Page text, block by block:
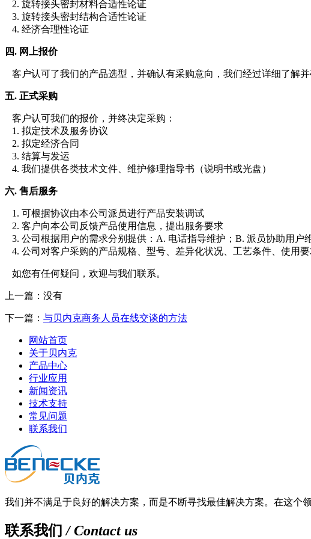
2. 旋转接头密封材料合适性论证
3. 旋转接头密封结构合适性论证
4. 经济合理性论证
四. 网上报价
客户认可了我们的产品选型，并确认有采购意向，我们经过详细了解
五. 正式采购
客户认可我们的报价，并终决定采购：
1. 拟定技术及服务协议
2. 拟定经济合同
3. 结算与发运
4. 我们提供各类技术文件、维护修理指导书（说明书或光盘）
六. 售后服务
1. 可根据协议由本公司派员进行产品安装调试
2. 客户向本公司反馈产品使用信息，提出服务要求
3. 公司根据用户的需求分别提供：A. 电话指导维护；B. 派员协助用户
4. 公司对客户采购的产品规格、型号、差异化状况、工艺条件、使用
如您有任何疑问，欢迎与我们联系。
上一篇： 没有
下一篇： 与贝内克商务人员在线交谈的方法
网站首页
关于贝内克
产品中心
行业应用
新闻资讯
技术支持
常见问题
联系我们
我们并不满足于良好的解决方案，而是不断寻找最佳解决方案。在这个
联系我们 / Contact us